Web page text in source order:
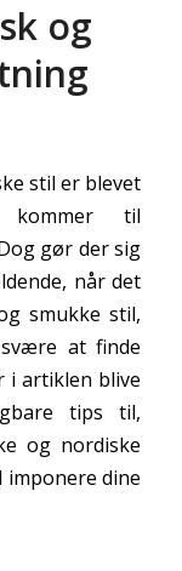
og
stil er blevet
til
gør der sig
når det
smukke stil,
at finde
i artiklen blive
tips til,
og nordiske
dine